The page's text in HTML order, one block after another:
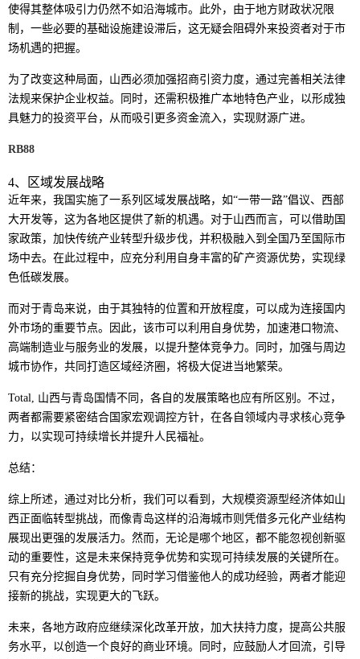
使得其整体吸引力仍然不如沿海城市。此外，由于地方财政状况限
制，一些必要的基础设施建设滞后，这无疑会阻碍外来投资者对于市
场机遇的把握。
为了改变这种局面，山西必须加强招商引资力度，通过完善相关法律
法规来保护企业权益。同时，还需积极推广本地特色产业，以形成独
具魅力的投资平台，从而吸引更多资金流入，实现财源广进。
RB88
4、区域发展战略
近年来，我国实施了一系列区域发展战略，如“一带一路”倡议、西部
大开发等，这为各地区提供了新的机遇。对于山西而言，可以借助国
家政策，加快传统产业转型升级步伐，并积极融入到全国乃至国际市
场中去。在此过程中，应充分利用自身丰富的矿产资源优势，实现绿
色低碳发展。
而对于青岛来说，由于其独特的位置和开放程度，可以成为连接国内
外市场的重要节点。因此，该市可以利用自身优势，加速港口物流、
高端制造业与服务业的发展，以提升整体竞争力。同时，加强与周边
城市协作，共同打造区域经济圈，将极大促进当地繁荣。
Total, 山西与青岛国情不同，各自的发展策略也应有所区别。不过，
两者都需要紧密结合国家宏观调控方针，在各自领域内寻求核心竞争
力，以实现可持续增长并提升人民福祉。
总结：
综上所述，通过对比分析，我们可以看到，大规模资源型经济体如山
西正面临转型挑战，而像青岛这样的沿海城市则凭借多元化产业结构
展现出更强的发展活力。然而，无论是哪个地区，都不能忽视创新驱
动的重要性，这是未来保持竞争优势和实现可持续发展的关键所在。
只有充分挖掘自身优势，同时学习借鉴他人的成功经验，两者才能迎
接新的挑战，实现更大的飞跃。
未来，各地方政府应继续深化改革开放，加大扶持力度，提高公共服
务水平，以创造一个良好的商业环境。同时，应鼓励人才回流，引导